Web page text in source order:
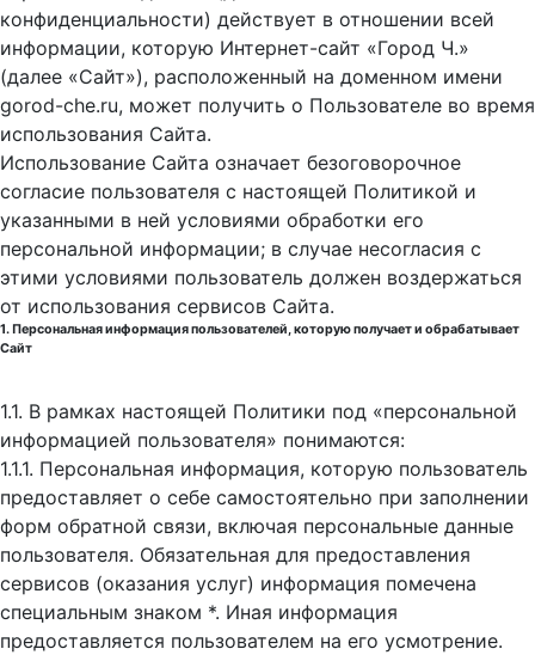
конфиденциальности) действует в отношении всей
информации, которую Интернет-сайт «Город Ч.»
(далее «Сайт»), расположенный на доменном имени
gorod-che.ru, может получить о Пользователе во время
использования Cайта.
Использование Сайта означает безоговорочное
согласие пользователя с настоящей Политикой и
указанными в ней условиями обработки его
персональной информации; в случае несогласия с
этими условиями пользователь должен воздержаться
от использования сервисов Сайта.
1. Персональная информация пользователей, которую получает и обрабатывает
Сайт
1.1. В рамках настоящей Политики под «персональной
информацией пользователя» понимаются:
1.1.1. Персональная информация, которую пользователь
предоставляет о себе самостоятельно при заполнении
форм обратной связи, включая персональные данные
пользователя. Обязательная для предоставления
сервисов (оказания услуг) информация помечена
специальным знаком *. Иная информация
предоставляется пользователем на его усмотрение.